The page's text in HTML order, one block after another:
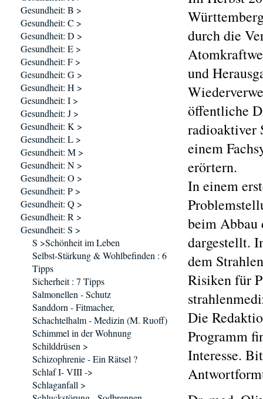
durch die
und
öffentliche
radioaktiver
einem
erörtern.
In einem
beim Abbau
dargestellt.
dem
Risiken für
Die
Programm
Interesse.
Gesundheit: B >
Gesundheit: C >
Gesundheit: D >
Gesundheit: E >
Gesundheit: F >
Gesundheit: G >
Gesundheit: H >
Gesundheit: I >
Gesundheit: J >
Gesundheit: K >
Gesundheit: L >
Gesundheit: M >
Gesundheit: N >
Gesundheit: O >
Gesundheit: P >
Gesundheit: Q >
Gesundheit: R >
Gesundheit: S >
S >Schönheit im Leben
Selbst-Stärkung & Wohlbefinden : 6
Tipps
Sicherheit : 7 Tipps
Salmonellen - Schutz
Sanddorn - Fitmacher,
Schachtelhalm - Medizin (M. Ruoff)
Schimmel in der Wohnung
Schilddrüsen >
Schizophrenie - Ein Rätsel ?
Schlaf I- VIII ->
Schlaganfall >